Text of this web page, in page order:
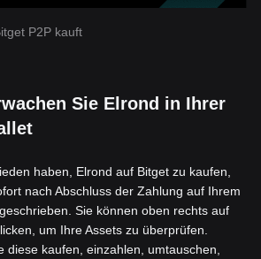
P2P kauft
Sie Elrond in Ihrer
haben, Elrond auf Bitget zu kaufen,
nach Abschluss der Zahlung auf Ihrem
Sie können oben rechts auf
um Ihre Assets zu überprüfen.
diese kaufen, einzahlen, umtauschen,